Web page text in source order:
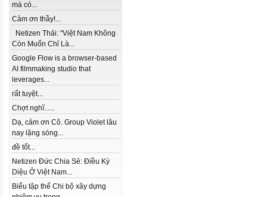
mà có...
Cảm ơn thầy!...
Netizen Thái: "Việt Nam Không
Còn Muốn Chỉ Là...
Google Flow is a browser-based
AI filmmaking studio that
leverages...
rất tuyệt...
Chợt nghĩ......
Dạ, cảm ơn Cô. Group Violet lâu
nay lặng sóng...
đề tốt...
Netizen Đức Chia Sẻ: Điều Kỳ
Diệu Ở Việt Nam...
Biểu tập thể Chi bộ xây dựng